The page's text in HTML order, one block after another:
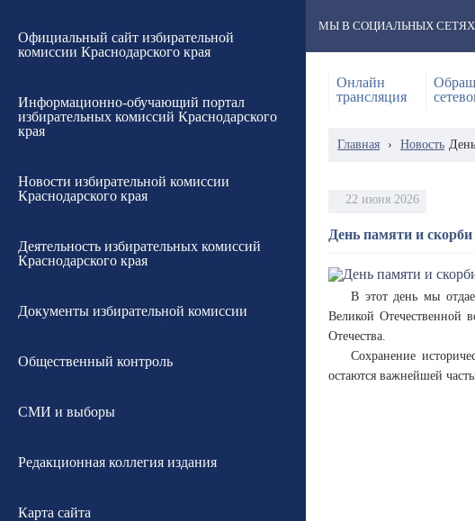
Официальный сайт избирательной
комиссии Краснодарского края
Информационно-обучающий портал
избирательных комиссий Краснодарского
края
Новости избирательной комиссии
Краснодарского края
Деятельность избирательных комиссий
Краснодарского края
Документы избирательной комиссии
Общественный контроль
СМИ и выборы
Редакционная коллегия издания
Карта сайта
МЫ В СОЦИАЛЬНЫХ
Онлайн
трансляция
Главная › Новость
22 июня 2026
День памяти и скорби
В этот день мы
Великой Отечественной
Отечества.
Сохранение
остаются важнейшей